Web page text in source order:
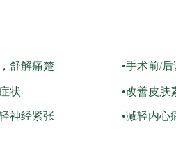
舒解痛楚 •手术前/
状 •改善皮肤
神经紧张 •减轻内心